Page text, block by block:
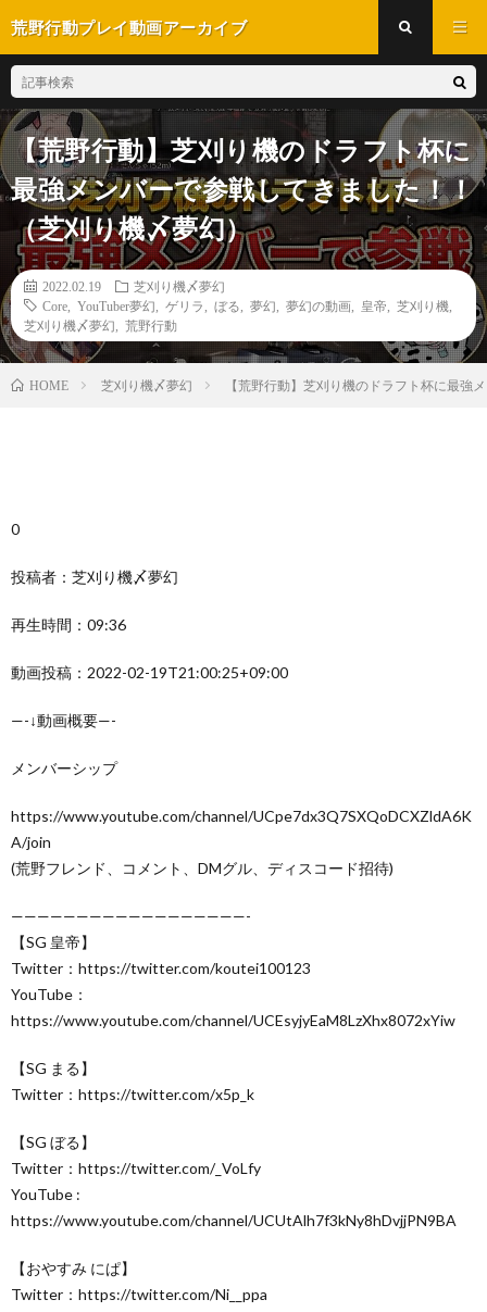
荒野行動プレイ動画アーカイブ
【荒野行動】芝刈り機のドラフト杯に
最強メンバーで参戦してきました！！
（芝刈り機〆夢幻）
2022.02.19
芝刈り機〆夢幻
Core
YouTuber夢幻 ゲリラ ぼる 夢幻 夢幻の動画 皇帝 芝刈り機
芝刈り機〆夢幻
荒野行動
HOME 芝刈り機〆夢幻 【荒野行動】芝刈り機のドラフト杯に最強
0
投稿者：芝刈り機〆夢幻
再生時間：09:36
動画投稿：2022-02-19T21:00:25+09:00
—-↓動画概要—-
メンバーシップ
https://www.youtube.com/channel/UCpe7dx3Q7SXQoDCXZldA6K
A/join
(荒野フレンド、コメント、DMグル、ディスコード招待)
——————————————————-
【SG 皇帝】
Twitter：https://twitter.com/koutei100123
YouTube：
https://www.youtube.com/channel/UCEsyjyEaM8LzXhx8072xYiw
【SG まる】
Twitter：https://twitter.com/x5p_k
【SG ぼる】
Twitter：https://twitter.com/_VoLfy
YouTube :
https://www.youtube.com/channel/UCUtAlh7f3kNy8hDvjjPN9BA
【おやすみ にぱ】
Twitter：https://twitter.com/Ni__ppa